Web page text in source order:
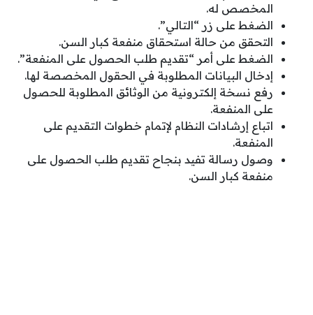
المخصص له.
الضغط على زر “التالي”.
التحقق من حالة استحقاق منفعة كبار السن.
الضغط على أمر “تقديم طلب الحصول على المنفعة”.
إدخال البيانات المطلوبة في الحقول المخصصة لها.
رفع نسخة إلكترونية من الوثائق المطلوبة للحصول
على المنفعة.
اتباع إرشادات النظام لإتمام خطوات التقديم على
المنفعة.
وصول رسالة تفيد بنجاح تقديم طلب الحصول على
منفعة كبار السن.